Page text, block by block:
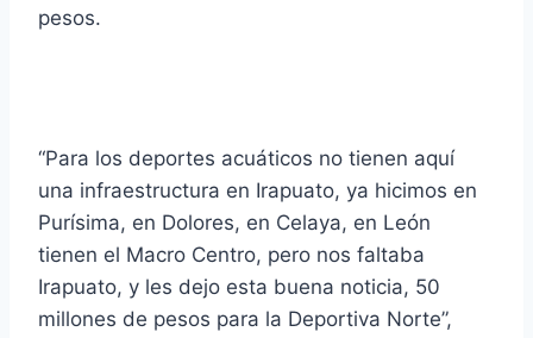
pesos.
“Para los deportes acuáticos no tienen aquí
una infraestructura en Irapuato, ya hicimos en
Purísima, en Dolores, en Celaya, en León
tienen el Macro Centro, pero nos faltaba
Irapuato, y les dejo esta buena noticia, 50
millones de pesos para la Deportiva Norte”,